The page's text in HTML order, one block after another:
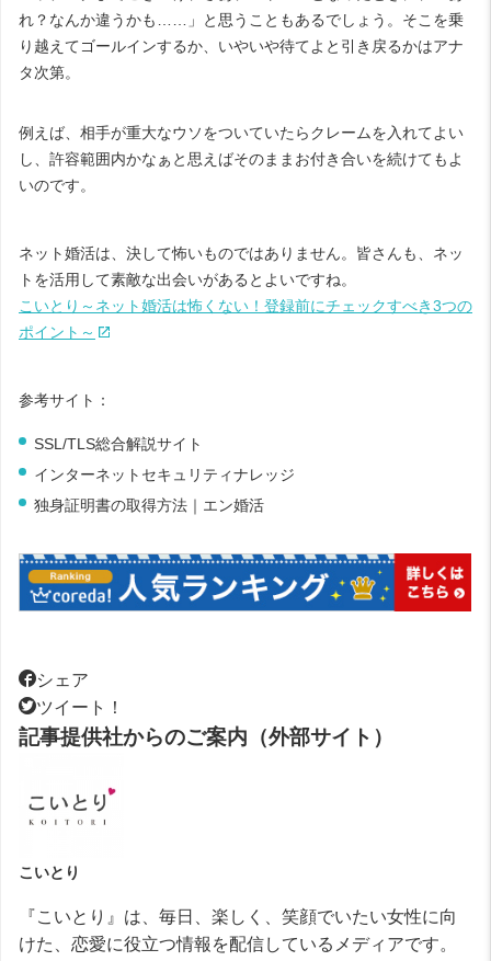
れ？なんか違うかも……」と思うこともあるでしょう。そこを乗
り越えてゴールインするか、いやいや待てよと引き戻るかはアナ
タ次第。
例えば、相手が重大なウソをついていたらクレームを入れてよい
し、許容範囲内かなぁと思えばそのままお付き合いを続けてもよ
いのです。
ネット婚活は、決して怖いものではありません。皆さんも、ネッ
トを活用して素敵な出会いがあるとよいですね。
こいとり～ネット婚活は怖くない！登録前にチェックすべき3つの
ポイント～
参考サイト：
SSL/TLS総合解説サイト
インターネットセキュリティナレッジ
独身証明書の取得方法｜エン婚活
シェア
ツイート！
記事提供社からのご案内（外部サイト）
こいとり
『こいとり』は、毎日、楽しく、笑顔でいたい女性に向
けた、恋愛に役立つ情報を配信しているメディアです。